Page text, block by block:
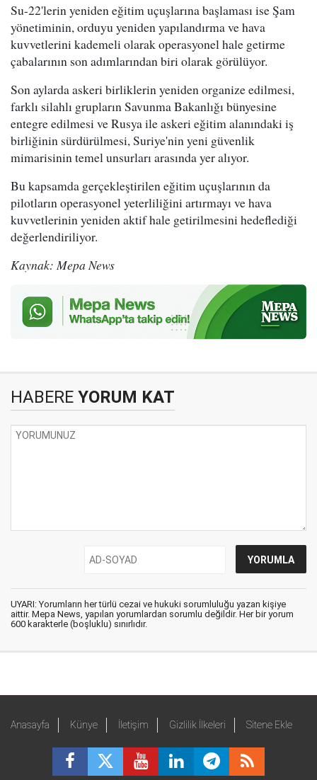
Su-22'lerin yeniden eğitim uçuşlarına başlaması ise Şam
yönetiminin, orduyu yeniden yapılandırma ve hava
kuvvetlerini kademeli olarak operasyonel hale getirme
çabalarının son adımlarından biri olarak görülüyor.
Son aylarda askeri birliklerin yeniden organize edilmesi,
farklı silahlı grupların Savunma Bakanlığı bünyesine
entegre edilmesi ve Rusya ile askeri eğitim alanındaki iş
birliğinin sürdürülmesi, Suriye'nin yeni güvenlik
mimarisinin temel unsurları arasında yer alıyor.
Bu kapsamda gerçekleştirilen eğitim uçuşlarının da
pilotların operasyonel yeterliliğini artırmayı ve hava
kuvvetlerinin yeniden aktif hale getirilmesini hedeflediği
değerlendiriliyor.
Kaynak: Mepa News
HABERE YORUM KAT
UYARI: Yorumların her türlü cezai ve hukuki sorumluluğu yazan kişiye
aittir. Mepa News, yapılan yorumlardan sorumlu değildir. Her bir yorum
600 karakterle (boşluklu) sınırlıdır.
Anasayfa Künye İletişim Gizlilik İlkeleri Sitene Ekle